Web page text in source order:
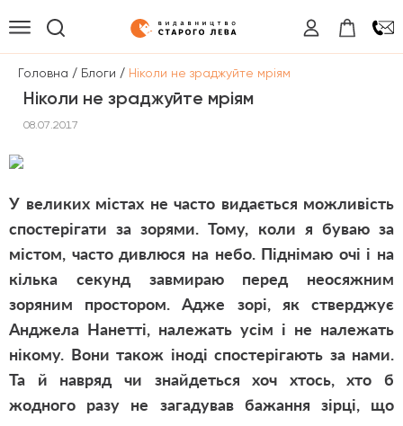
Головна / Блоги / Ніколи не зраджуйте мріям
Ніколи не зраджуйте мріям
08.07.2017
У великих містах не часто видається можливість
спостерігати за зорями. Тому, коли я буваю за
містом, часто дивлюся на небо. Піднімаю очі і на
кілька секунд завмираю перед неосяжним
зоряним простором. Адже зорі, як стверджує
Анджела Нанетті, належать усім і не належать
нікому. Вони також іноді спостерігають за нами.
Та й навряд чи знайдеться хоч хтось, хто б
жодного разу не загадував бажання зірці, що